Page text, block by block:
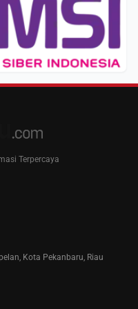
Terpercaya
Kota Pekanbaru, Riau